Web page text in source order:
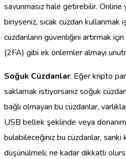
savunmasız hale getirebilir. Online
biriyseniz, sıcak cüzdan kullanmak
cüzdanların güvenliğini artırmak
(2FA) gibi ek önlemler almayı
Soğuk Cüzdanlar: Eğer kripto
saklamak istiyorsanız soğuk
bağlı olmayan bu cüzdanlar,
USB bellek şeklinde veya
bulabileceğiniz bu cüzdanlar, sanki
düşünülmeli; ne kadar dikkatli